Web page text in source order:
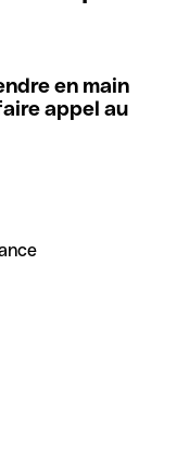
vous devriez
recherche de
Ainsi, vous pouvez
de réaliser vos
en main
appel au